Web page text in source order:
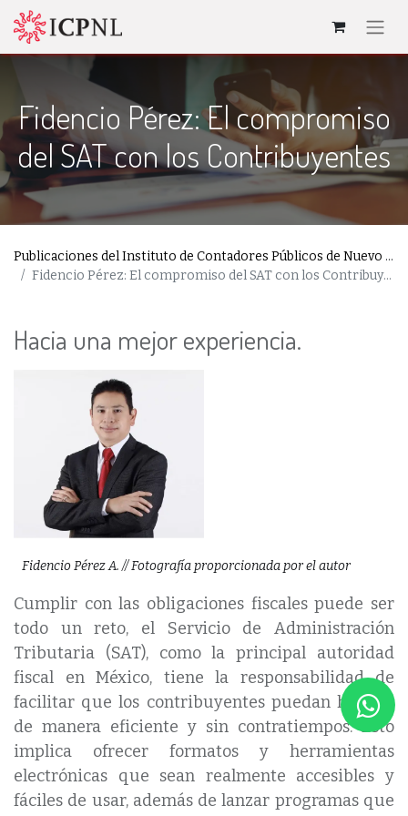
Fidencio Pérez: El compromiso
del SAT con los Contribuyentes
Publicaciones del Instituto de Contadores Públicos de Nuevo León
Fidencio Pérez: El compromiso del SAT con los Contribuyentes
Hacia una mejor experiencia.
Fidencio Pérez A.// Fotografía proporcionada por el autor
Cumplir con las obligaciones fiscales puede ser
todo un reto, el Servicio de Administración
Tributaria (SAT), como la principal autoridad
fiscal en México, tiene la responsabilidad de
facilitar que los contribuyentes puedan hacerlo
de manera eficiente y sin contratiempos. Esto
implica ofrecer formatos y herramientas
electrónicas que sean realmente accesibles y
fáciles de usar, además de lanzar programas que